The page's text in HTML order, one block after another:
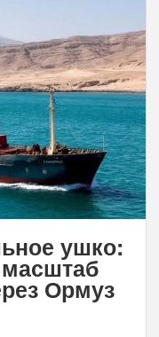
ушко:
Ормуз